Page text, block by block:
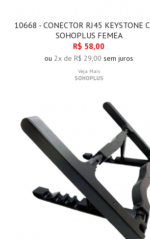
10668 - CONECTOR RJ45 KEYSTONE
SOHOPLUS FEMEA
R$ 58,00
ou 2x de R$ 29,00 sem juros
Veja Mais
SOHOPLUS